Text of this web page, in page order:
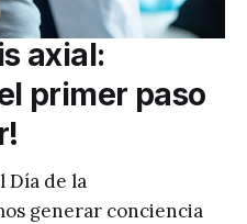
axial:
primer paso
Día de la
generar conciencia